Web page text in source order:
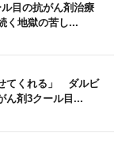
目の抗がん剤治療
く地獄の苦し...
てくれる」 ダルビ
ん剤3クール目...